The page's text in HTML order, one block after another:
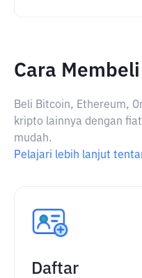
Cara
Beli Bitcoin, Ethereum,
kripto lainnya dengan
mudah.
Pelajari lebih lanjut
Daftar